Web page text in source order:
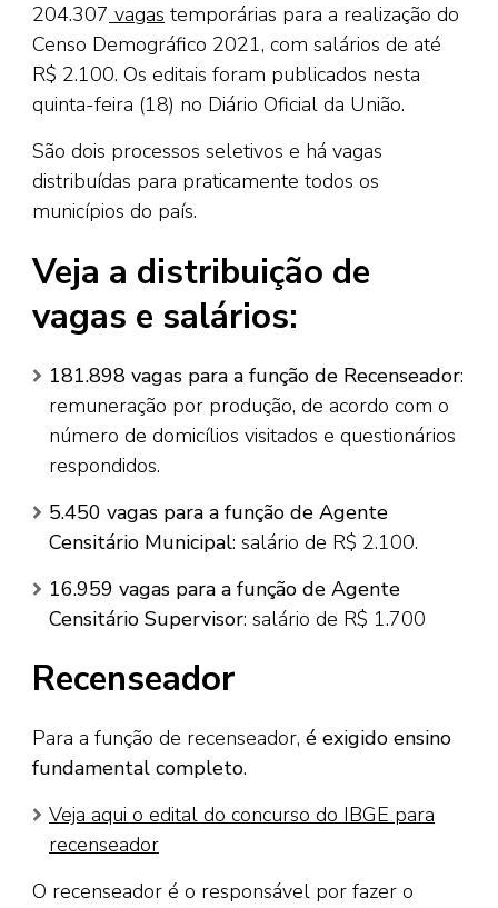
204.307 vagas temporárias para a realização do
Censo Demográfico 2021, com salários de até
R$ 2.100. Os editais foram publicados nesta
quinta-feira (18) no Diário Oficial da União.
São dois processos seletivos e há vagas
distribuídas para praticamente todos os
municípios do país.
Veja a distribuição de
vagas e salários:
181.898 vagas para a função de Recenseador:
remuneração por produção, de acordo com o
número de domicílios visitados e questionários
respondidos.
5.450 vagas para a função de Agente
Censitário Municipal: salário de R$ 2.100.
16.959 vagas para a função de Agente
Censitário Supervisor: salário de R$ 1.700
Recenseador
Para a função de recenseador, é exigido ensino
fundamental completo.
Veja aqui o edital do concurso do IBGE para
recenseador
O recenseador é o responsável por fazer o